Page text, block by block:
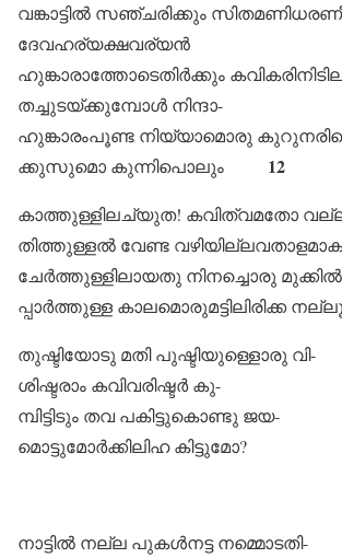
വങ്കാട്ടിൽ സഞ്ചരിക്കും
ദേവഹര്യക്ഷവര്യൻ
ഹുങ്കാരാത്തോടെതിർക്കും
തച്ചുടയ്ക്കുമ്പോൾ നിന്ദാ-
ഹുങ്കാരംപൂണ്ട നിയ്യാമൊരു
ക്കുസുമൊ കുന്നിപൊലും
12
കാത്തുള്ളിലച്യുത! കവിത്വമതോ
തിത്തുള്ളൽ വേണ്ട
ചേർത്തുള്ളിലായതു നിനച്ചൊരു മുക്കിൽ
പ്പാർത്തുള്ള കാലമൊരുമട്ടിലിരിക്ക
തുഷ്ടിയോടു മതി പുഷ്ടിയുള്ളൊരു വി-
ശിഷ്ടരാം കവിവരിഷ്ടർ കു-
മ്പിട്ടിടും തവ പകിട്ടുകൊണ്ടു ജയ-
മൊട്ടുമോർക്കിലിഹ കിട്ടുമോ?
നാട്ടിൽ നല്ല പുകൾനട്ട നമ്മൊടതി-